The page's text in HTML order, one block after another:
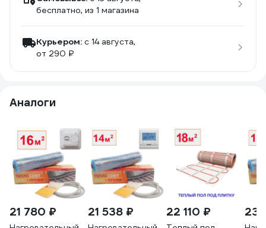
бесплатно, из 1 магазина
Курьером: c 14 августа,
от 290 ₽
Аналоги
21 780 ₽ 21 538 ₽ 22 110 ₽ 23